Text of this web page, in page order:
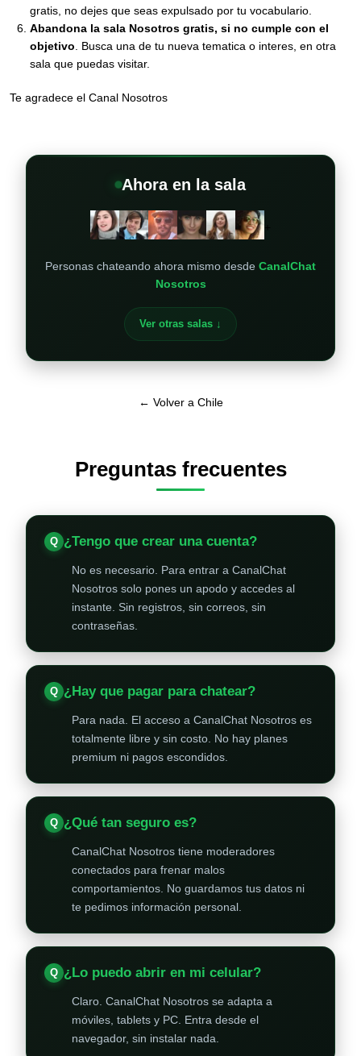
gratis, no dejes que seas expulsado por tu vocabulario.
Abandona la sala Nosotros gratis, si no cumple con el
objetivo . Busca una de tu nueva tematica o interes, en otra
sala que puedas visitar.
Te agradece el Canal Nosotros
Ahora en la sala
Personas chateando ahora mismo desde CanalChat
Nosotros
Ver otras salas ↓
← Volver a Chile
Preguntas frecuentes
¿Tengo que crear una cuenta?
No es necesario. Para entrar a CanalChat
Nosotros solo pones un apodo y accedes al
instante. Sin registros, sin correos, sin
contraseñas.
¿Hay que pagar para chatear?
Para nada. El acceso a CanalChat Nosotros es
totalmente libre y sin costo. No hay planes
premium ni pagos escondidos.
¿Qué tan seguro es?
CanalChat Nosotros tiene moderadores
conectados para frenar malos
comportamientos. No guardamos tus datos ni
te pedimos información personal.
¿Lo puedo abrir en mi celular?
Claro. CanalChat Nosotros se adapta a
móviles, tablets y PC. Entra desde el
navegador, sin instalar nada.